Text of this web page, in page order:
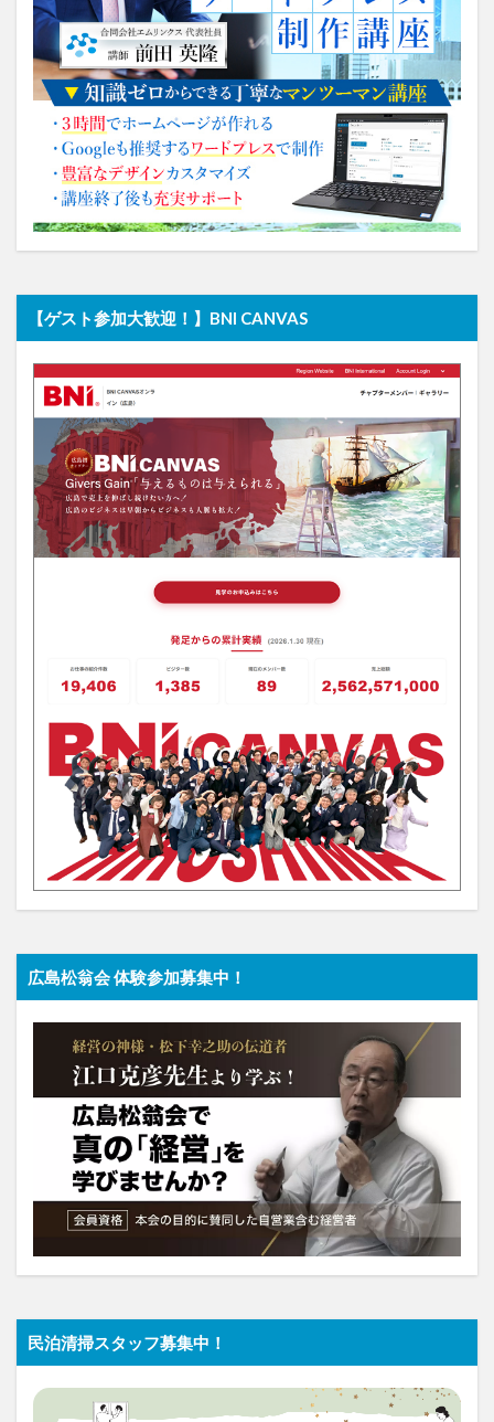
【ゲスト参加大歓迎！】BNI CANVAS
広島松翁会 体験参加募集中！
民泊清掃スタッフ募集中！